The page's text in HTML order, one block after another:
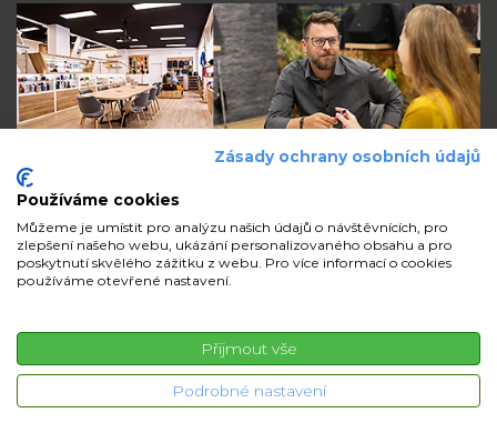
Zůstaňte s námi v kontaktu
volejte
© 2026 iMi Partner, a.s. | Všechna práva vyhrazena
Zásady ochrany osobních údajů
Používáme cookies
Můžeme je umístit pro analýzu našich údajů o návštěvnících, pro
zlepšení našeho webu, ukázání personalizovaného obsahu a pro
poskytnutí skvělého zážitku z webu. Pro více informací o cookies
používáme otevřené nastavení.
Přijmout vše
Podrobné nastavení